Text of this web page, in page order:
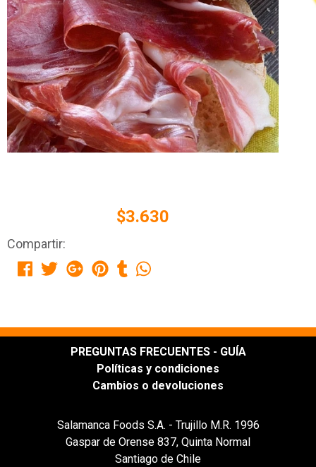
$3.630
Compartir:
PREGUNTAS FRECUENTES - GUÍA
Políticas y condiciones
Cambios o devoluciones
Salamanca Foods S.A. - Trujillo M.R. 1996
Gaspar de Orense 837, Quinta Normal
Santiago de Chile